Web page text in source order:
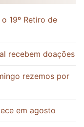
19º Retiro de
recebem doações
rezemos por
em agosto